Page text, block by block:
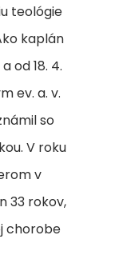
teológie
kaplán
od 18. 4.
ev. a. v.
so
V roku
v
33 rokov,
chorobe